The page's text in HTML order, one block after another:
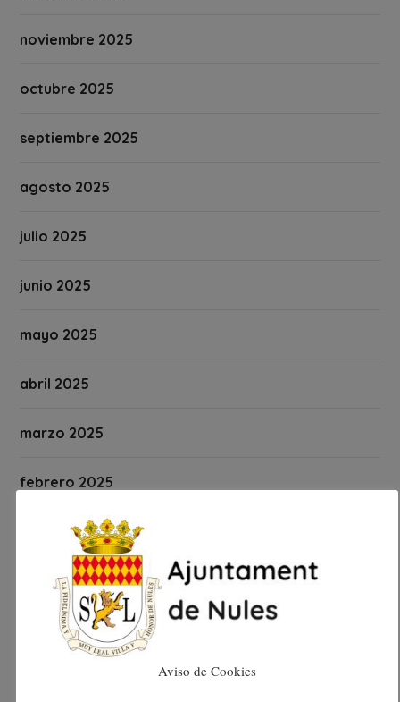
noviembre 2025
octubre 2025
septiembre 2025
agosto 2025
julio 2025
junio 2025
mayo 2025
abril 2025
marzo 2025
febrero 2025
enero 2025
diciembre 2024
noviembre 2024
Aviso de Cookies